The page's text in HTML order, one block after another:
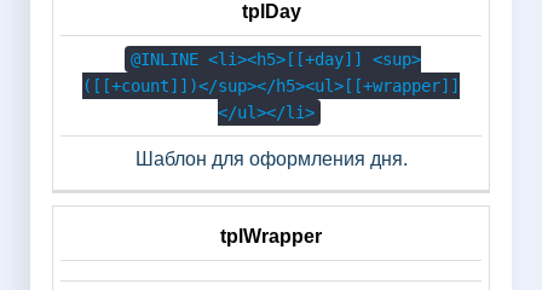
tplDay
@INLINE <li><h5>[[+day]] <sup>
([[+count]])</sup></h5><ul>[[+wrapper]]
</ul></li>
Шаблон для оформления дня.
tplWrapper